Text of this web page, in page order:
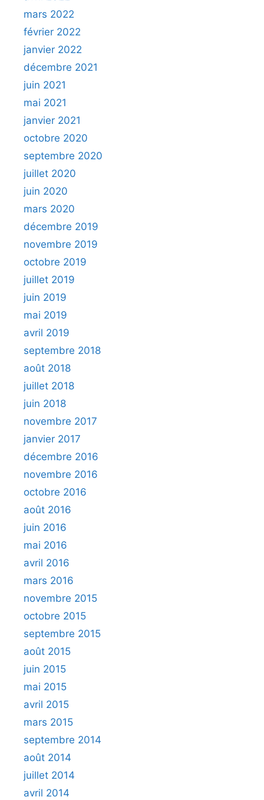
mars 2022
février 2022
janvier 2022
décembre 2021
juin 2021
mai 2021
janvier 2021
octobre 2020
septembre 2020
juillet 2020
juin 2020
mars 2020
décembre 2019
novembre 2019
octobre 2019
juillet 2019
juin 2019
mai 2019
avril 2019
septembre 2018
août 2018
juillet 2018
juin 2018
novembre 2017
janvier 2017
décembre 2016
novembre 2016
octobre 2016
août 2016
juin 2016
mai 2016
avril 2016
mars 2016
novembre 2015
octobre 2015
septembre 2015
août 2015
juin 2015
mai 2015
avril 2015
mars 2015
septembre 2014
août 2014
juillet 2014
avril 2014